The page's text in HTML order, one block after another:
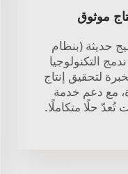
موثوق
ماكينة نسيج حديثة (بنظام
التكنولوجيا
لتحقيق إنتاج
مع دعم خدمة
حلًا متكاملًا.